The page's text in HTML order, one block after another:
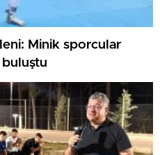
Minik sporcular
buluştu